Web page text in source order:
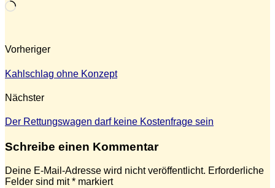
Wird
Vorheriger
Kahlschlag ohne Konzept
Nächster
Der Rettungswagen darf keine Kostenfrage sein
Schreibe einen Kommentar
Deine E-Mail-Adresse wird nicht veröffentlicht. Erforderliche
Felder sind mit* markiert